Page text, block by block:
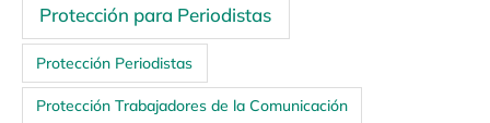
Protección para Periodistas
Protección Periodistas
Protección Trabajadores de la Comunicación